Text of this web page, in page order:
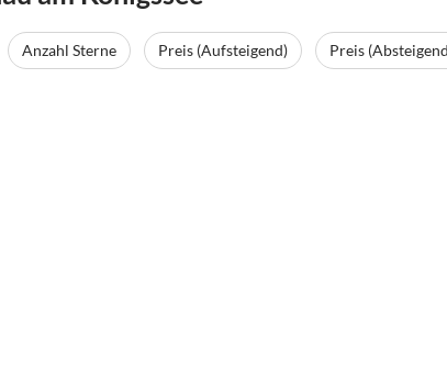
Anzahl Sterne Preis (Aufsteigend)
Preis